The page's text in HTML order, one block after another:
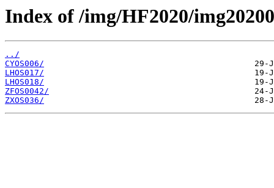
Index of /img/HF2020/
../
CYOS006/
LHOS017/
LHOS018/
ZFOS0042/
ZXOS036/